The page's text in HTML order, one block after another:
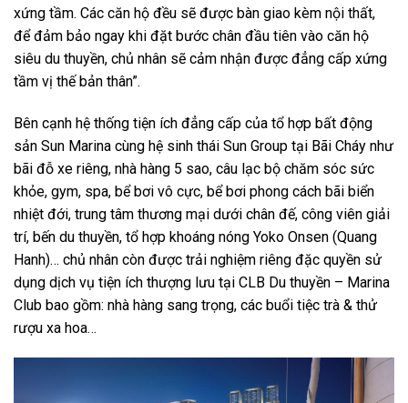
xứng tầm. Các căn hộ đều sẽ được bàn giao kèm nội thất,
để đảm bảo ngay khi đặt bước chân đầu tiên vào căn hộ
siêu du thuyền, chủ nhân sẽ cảm nhận được đẳng cấp xứng
tầm vị thế bản thân”.
Bên cạnh hệ thống tiện ích đẳng cấp của tổ hợp bất động
sản Sun Marina cùng hệ sinh thái Sun Group tại Bãi Cháy như
bãi đỗ xe riêng, nhà hàng 5 sao, câu lạc bộ chăm sóc sức
khỏe, gym, spa, bể bơi vô cực, bể bơi phong cách bãi biển
nhiệt đới, trung tâm thương mại dưới chân đế, công viên giải
trí, bến du thuyền, tổ hợp khoáng nóng Yoko Onsen (Quang
Hanh)… chủ nhân còn được trải nghiệm riêng đặc quyền sử
dụng dịch vụ tiện ích thượng lưu tại CLB Du thuyền – Marina
Club bao gồm: nhà hàng sang trọng, các buổi tiệc trà & thử
rượu xa hoa…